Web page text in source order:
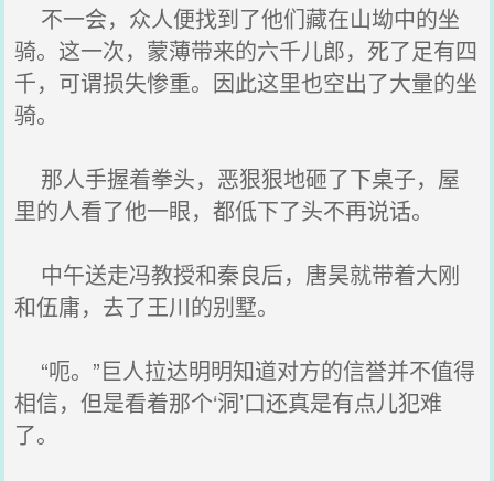
不一会，众人便找到了他们藏在山坳中的坐
骑。这一次，蒙薄带来的六千儿郎，死了足有四
千，可谓损失惨重。因此这里也空出了大量的坐
骑。
那人手握着拳头，恶狠狠地砸了下桌子，屋
里的人看了他一眼，都低下了头不再说话。
中午送走冯教授和秦良后，唐昊就带着大刚
和伍庸，去了王川的别墅。
“呃。”巨人拉达明明知道对方的信誉并不值得
相信，但是看着那个‘洞’口还真是有点儿犯难
了。